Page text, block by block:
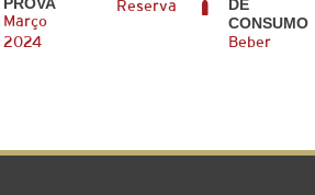
Março
2024
Reserva
DE
CONSUMO
Beber